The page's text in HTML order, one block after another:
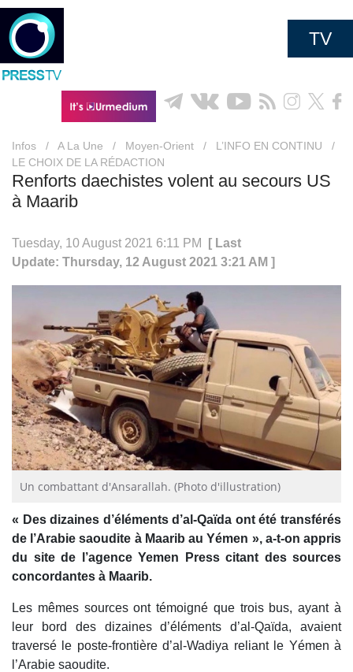
TV
Infos / A La Une / Moyen-Orient / L’INFO EN CONTINU
/
LE CHOIX DE LA RÉDACTION
Renforts daechistes volent au secours US
à Maarib
Tuesday, 10 August 2021 6:11 PM
[ Last
Update: Thursday, 12 August 2021 3:21 AM ]
Un combattant d'Ansarallah. (Photo d'illustration)
« Des dizaines d’éléments d’al-Qaïda ont été transférés
de l’Arabie saoudite à Maarib au Yémen », a-t-on appris
du site de l’agence Yemen Press citant des sources
concordantes à Maarib.
Les mêmes sources ont témoigné que trois bus, ayant à
leur bord des dizaines d’éléments d’al-Qaïda, avaient
traversé le poste-frontière d’al-Wadiya reliant le Yémen à
l’Arabie saoudite.